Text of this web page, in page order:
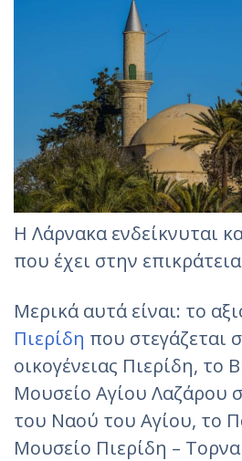
Η Λάρνακα ενδείκνυται
που έχει στην
Μερικά αυτά είναι: το
Πιερίδη που στεγάζεται
οικογένειας Πιερίδη, το
Μουσείο Αγίου Λαζάρου
του Ναού του Αγίου, το
Μουσείο Πιερίδη –